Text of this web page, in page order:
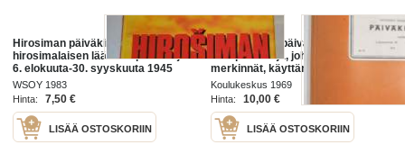
Hirosiman päiväkirja :
hirosimalaisen lääkärin päiväkirja
6. elokuuta-30. syyskuuta 1945
WSOY 1983
Hinta:
7,50 €
LISÄÄ OSTOSKORIIN
Kansakoulu - päiväkirja, luokassa
ollut päiväkirja, johon opettaja teki
merkinnät, käyttämätön
Koulukeskus 1969
Hinta:
10,00 €
LISÄÄ OSTOSKORIIN